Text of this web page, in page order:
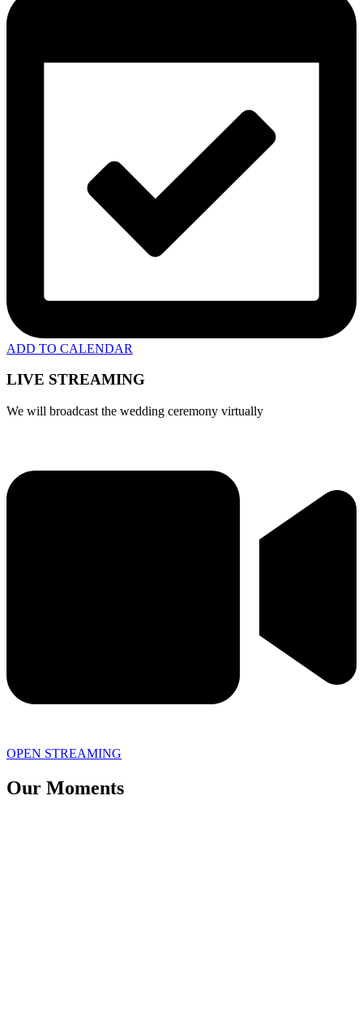
ADD TO CALENDAR
LIVE STREAMING
We will broadcast the wedding ceremony virtually
OPEN STREAMING
Our Moments